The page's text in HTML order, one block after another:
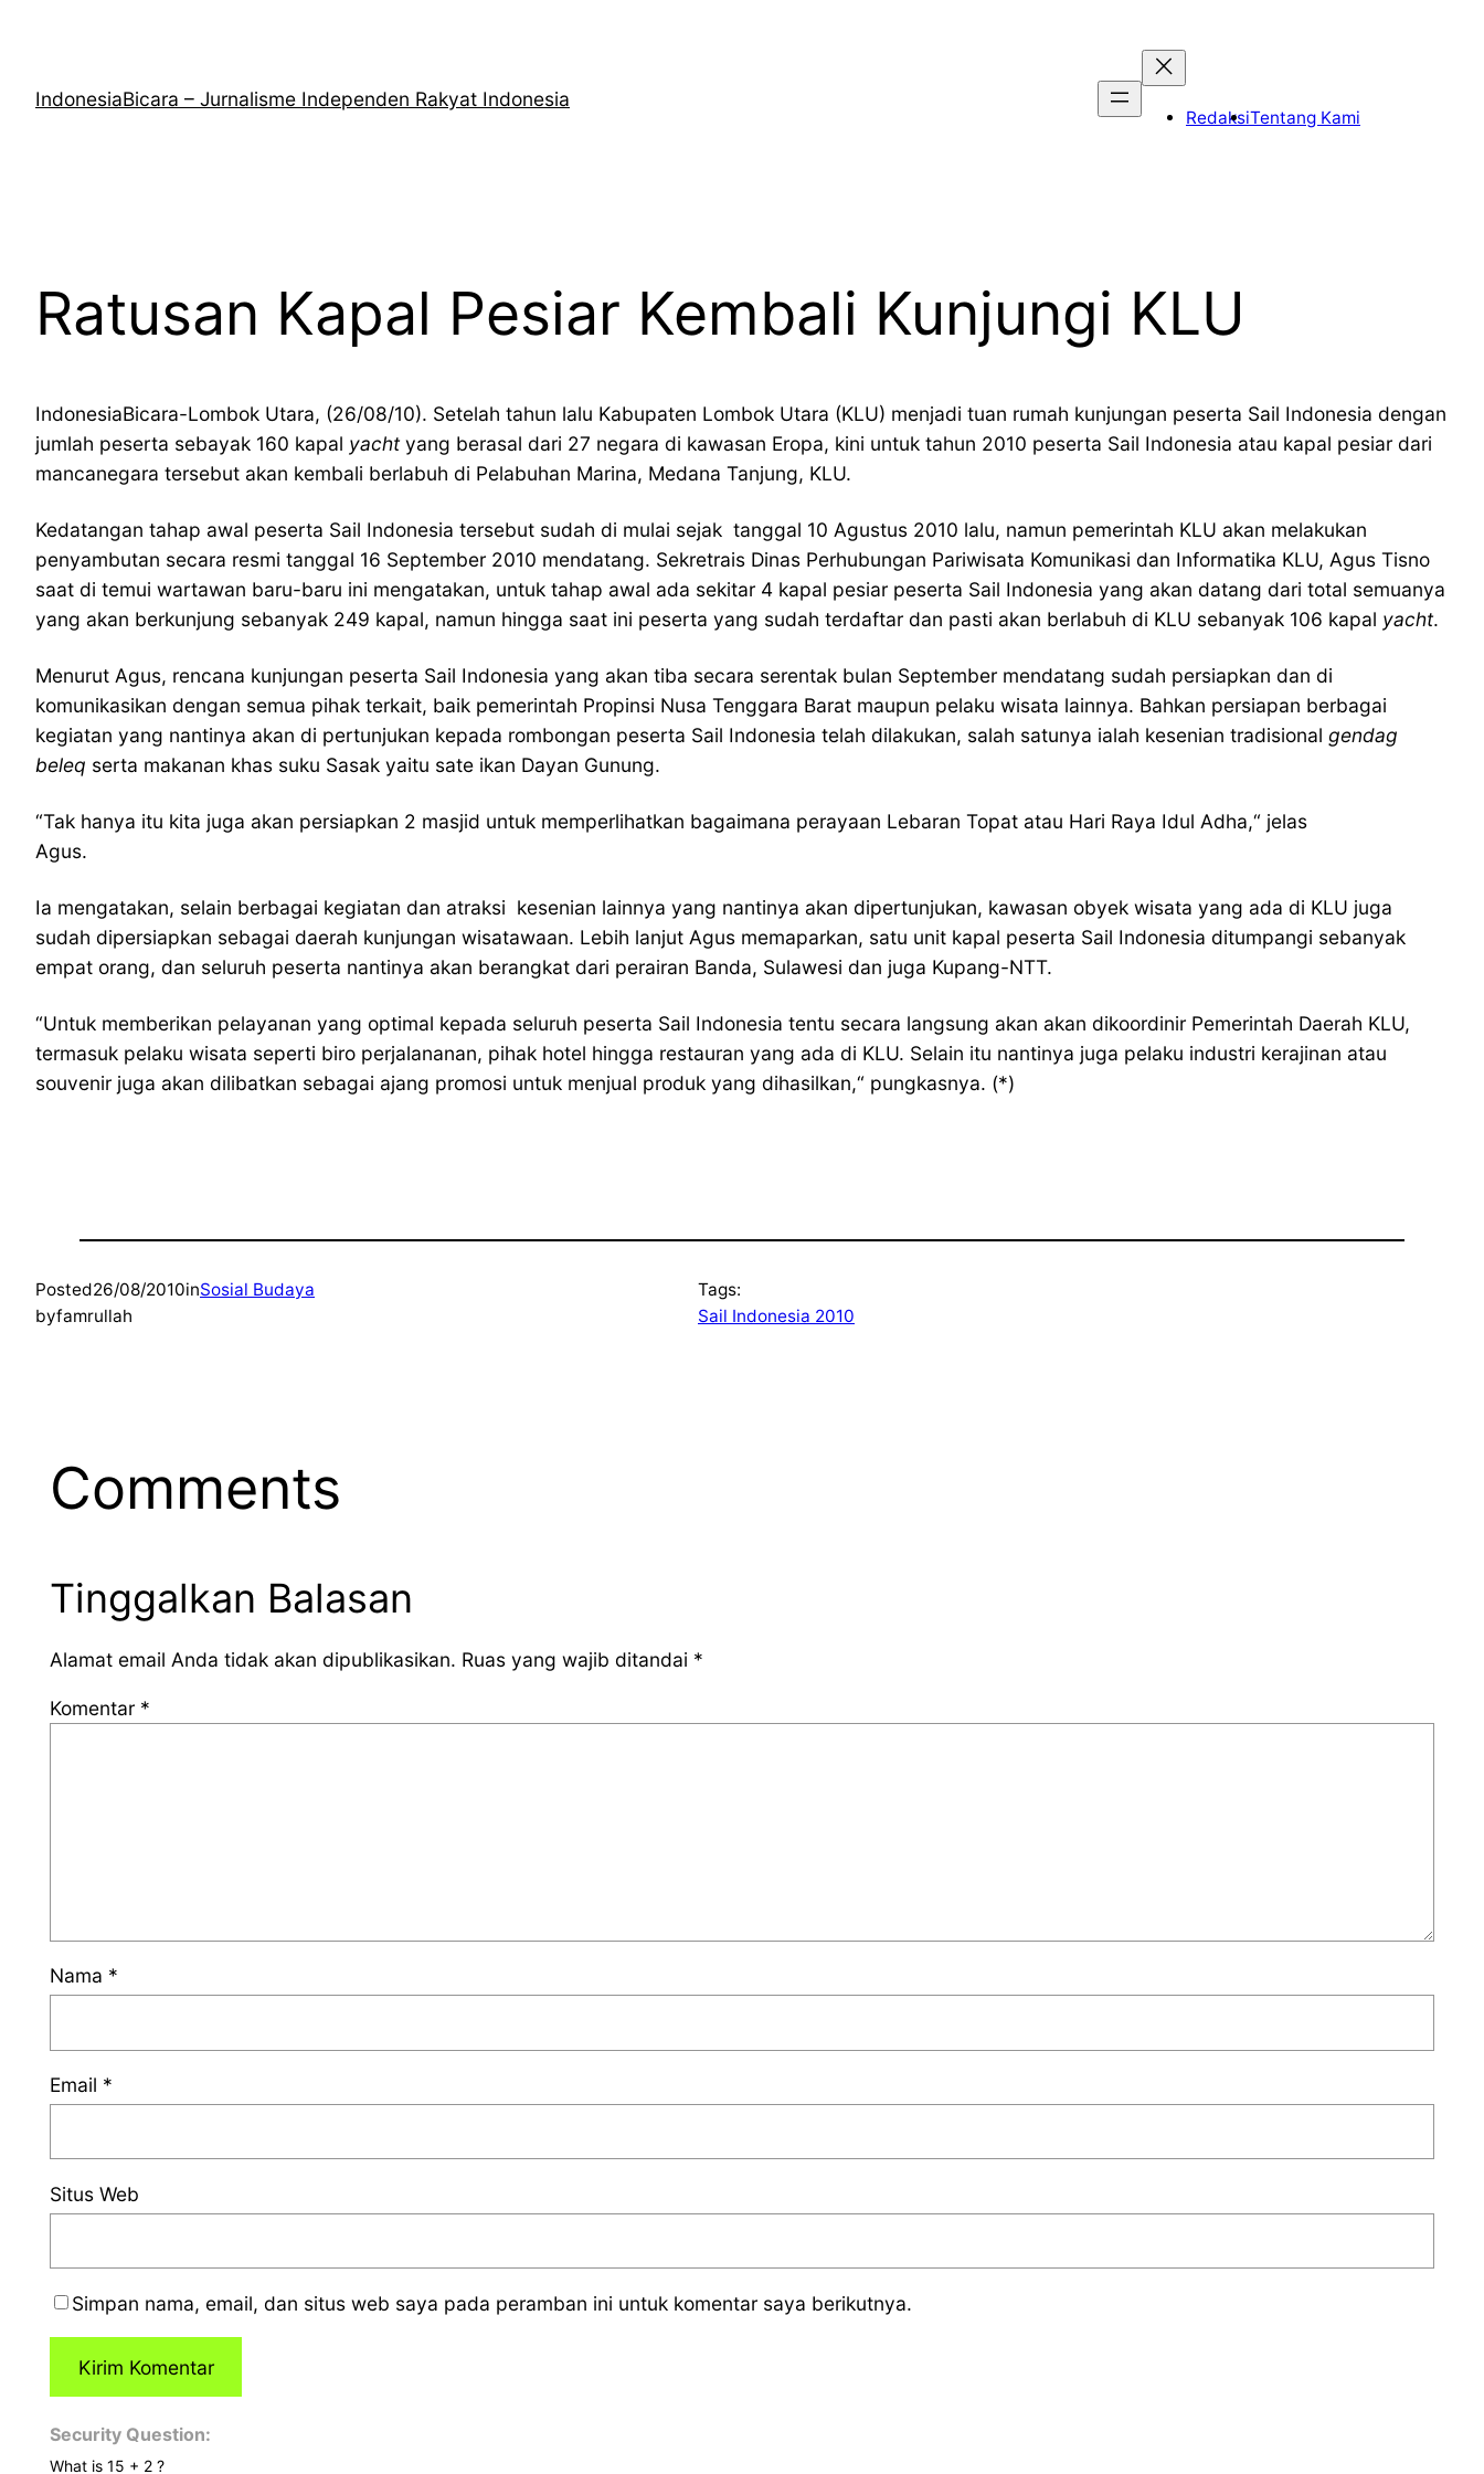
IndonesiaBicara – Jurnalisme Independen Rakyat Indonesia
RedaksiTentang Kami
Ratusan Kapal Pesiar Kembali Kunjungi KLU
IndonesiaBicara-Lombok Utara, (26/08/10). Setelah tahun lalu Kabupaten Lombok Utara (KLU) menjadi tuan rumah kunjungan peserta Sail Indonesia dengan
jumlah peserta sebayak 160 kapal yacht yang berasal dari 27 negara di kawasan Eropa, kini untuk tahun 2010 peserta Sail Indonesia atau kapal pesiar dari
mancanegara tersebut akan kembali berlabuh di Pelabuhan Marina, Medana Tanjung, KLU.
Kedatangan tahap awal peserta Sail Indonesia tersebut sudah di mulai sejak tanggal 10 Agustus 2010 lalu, namun pemerintah KLU akan melakukan
penyambutan secara resmi tanggal 16 September 2010 mendatang. Sekretrais Dinas Perhubungan Pariwisata Komunikasi dan Informatika KLU, Agus Tisno
saat di temui wartawan baru-baru ini mengatakan, untuk tahap awal ada sekitar 4 kapal pesiar peserta Sail Indonesia yang akan datang dari total semuanya
yang akan berkunjung sebanyak 249 kapal, namun hingga saat ini peserta yang sudah terdaftar dan pasti akan berlabuh di KLU sebanyak 106 kapal yacht.
Menurut Agus, rencana kunjungan peserta Sail Indonesia yang akan tiba secara serentak bulan September mendatang sudah persiapkan dan di
komunikasikan dengan semua pihak terkait, baik pemerintah Propinsi Nusa Tenggara Barat maupun pelaku wisata lainnya. Bahkan persiapan berbagai
kegiatan yang nantinya akan di pertunjukan kepada rombongan peserta Sail Indonesia telah dilakukan, salah satunya ialah kesenian tradisional gendag
beleq serta makanan khas suku Sasak yaitu sate ikan Dayan Gunung.
“Tak hanya itu kita juga akan persiapkan 2 masjid untuk memperlihatkan bagaimana perayaan Lebaran Topat atau Hari Raya Idul Adha,“ jelas
Agus.
Ia mengatakan, selain berbagai kegiatan dan atraksi kesenian lainnya yang nantinya akan dipertunjukan, kawasan obyek wisata yang ada di KLU juga
sudah dipersiapkan sebagai daerah kunjungan wisatawaan. Lebih lanjut Agus memaparkan, satu unit kapal peserta Sail Indonesia ditumpangi sebanyak
empat orang, dan seluruh peserta nantinya akan berangkat dari perairan Banda, Sulawesi dan juga Kupang-NTT.
“Untuk memberikan pelayanan yang optimal kepada seluruh peserta Sail Indonesia tentu secara langsung akan akan dikoordinir Pemerintah Daerah KLU,
termasuk pelaku wisata seperti biro perjalananan, pihak hotel hingga restauran yang ada di KLU. Selain itu nantinya juga pelaku industri kerajinan atau
souvenir juga akan dilibatkan sebagai ajang promosi untuk menjual produk yang dihasilkan,“ pungkasnya. (*)
Posted26/08/2010inSosial Budaya
byfamrullah
Tags:
Sail Indonesia 2010
Comments
Tinggalkan Balasan
Alamat email Anda tidak akan dipublikasikan. Ruas yang wajib ditandai *
Komentar *
Nama *
Email *
Situs Web
Simpan nama, email, dan situs web saya pada peramban ini untuk komentar saya berikutnya.
Security Question:
What is 15 + 2 ?